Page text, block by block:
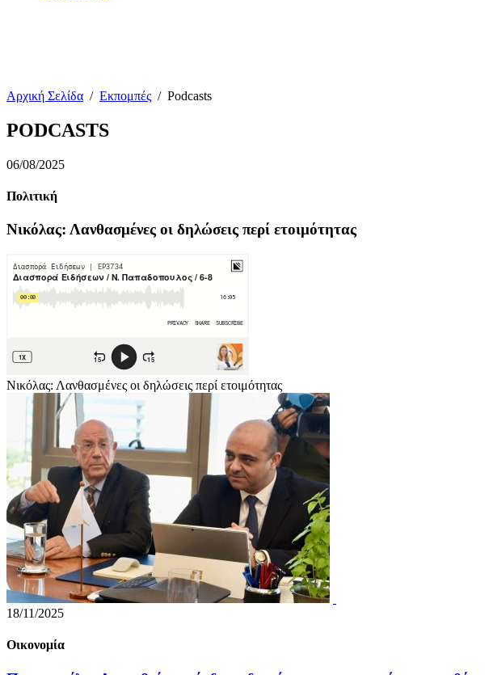
Αρχική Σελίδα / Εκπομπές / Podcasts
PODCASTS
06/08/2025
Πολιτική
Νικόλας: Λανθασμένες οι δηλώσεις περί ετοιμότητας
Νικόλας: Λανθασμένες οι δηλώσεις περί ετοιμότητας
18/11/2025
Οικονομία